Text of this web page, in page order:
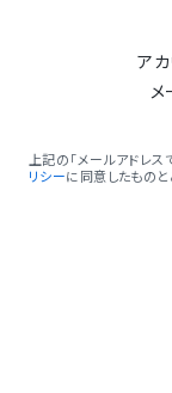
ア
上記の「メールアドレス
リシーに同意したものと